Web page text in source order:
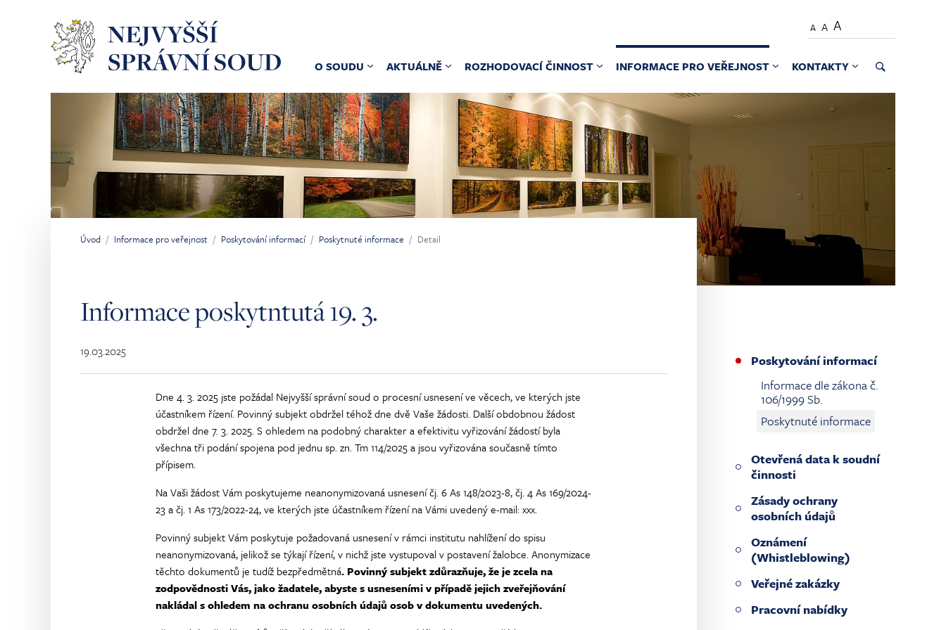
Přeskočit na hlavní obsah
O SOUDU AKTUÁLNĚ ROZHODOVACÍ ČINNOST INFORMACE PRO VEŘEJNOST KONTAKTY
A A A
Jsi tady:
Úvod Informace pro veřejnost Poskytování informací Poskytnuté informace Detail
Informace poskytntutá 19. 3.
19.03.2025
Dne 4. 3. 2025 jste požádal Nejvyšší správní soud o procesní usnesení ve věcech, ve kterých jste
účastníkem řízení. Povinný subjekt obdržel téhož dne dvě Vaše žádosti. Další obdobnou žádost
obdržel dne 7. 3. 2025. S ohledem na podobný charakter a efektivitu vyřizování žádostí byla
všechna tři podání spojena pod jednu sp. zn. Tm 114/2025 a jsou vyřizována současně tímto
přípisem.
Na Vaši žádost Vám poskytujeme neanonymizovaná usnesení čj. 6 As 148/2023-8, čj. 4 As 169/2024-
23 a čj. 1 As 173/2022-24, ve kterých jste účastníkem řízení na Vámi uvedený e-mail: xxx.
Povinný subjekt Vám poskytuje požadovaná usnesení v rámci institutu nahlížení do spisu
neanonymizovaná, jelikož se týkají řízení, v nichž jste vystupoval v postavení žalobce. Anonymizace
těchto dokumentů je tudíž bezpředmětná. Povinný subjekt zdůrazňuje, že je zcela na
zodpovědnosti Vás, jako žadatele, abyste s usneseními v případě jejich zveřejňování
nakládal s ohledem na ochranu osobních údajů osob v dokumentu uvedených.
Poskytování informací
Informace dle zákona č.
106/1999 Sb.
Poskytnuté informace
Otevřená data k soudní
činnosti
Zásady ochrany
osobních údajů
Oznámení
(Whistleblowing)
Veřejné zakázky
Pracovní nabídky